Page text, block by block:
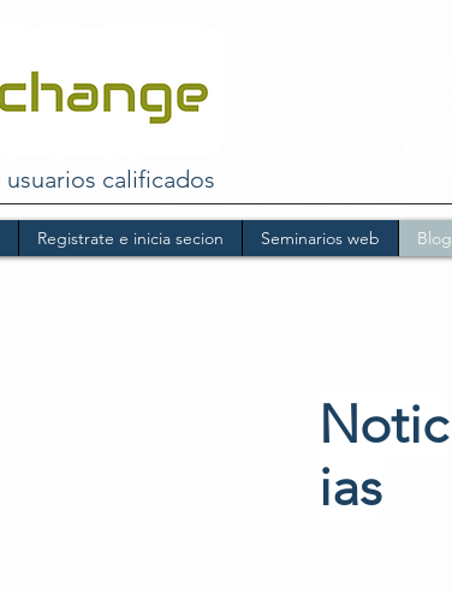
calificados
Registrate e inicia secion Seminarios web Blog
Notic
ias